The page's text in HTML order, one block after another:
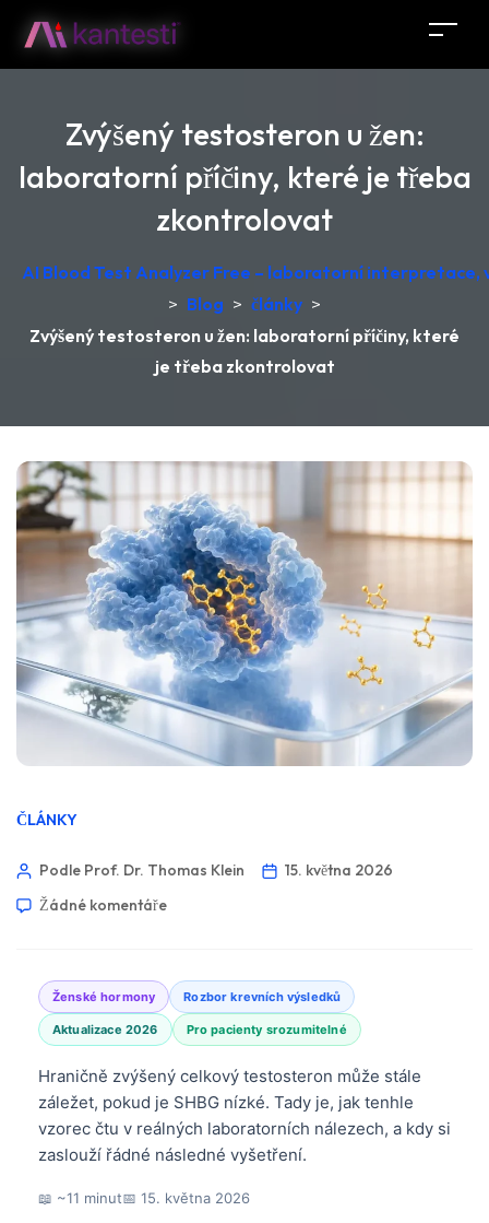
Zvýšený testosteron u žen:
laboratorní příčiny, které je třeba
zkontrolovat
AI Blood Test Analyzer Free – laboratorní interpretace,
> Blog > články >
Zvýšený testosteron u žen: laboratorní příčiny, které
je třeba zkontrolovat
ČLÁNKY
Podle Prof. Dr. Thomas Klein
15. května 2026
Žádné komentáře
Ženské hormony Rozbor krevních výsledků
Aktualizace 2026 Pro pacienty srozumitelné
Hraničně zvýšený celkový testosteron může stále
záležet, pokud je SHBG nízké. Tady je, jak tenhle
vzorec čtu v reálných laboratorních nálezech, a kdy si
zaslouží řádné následné vyšetření.
📖 ~11 minut📅 15. května 2026